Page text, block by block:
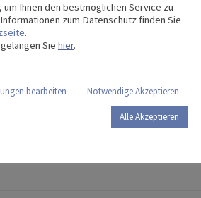
Dieses
Ihnen den bestmöglichen Service zu
zum Datenschutz finden Sie
.
Sie hier.
bearbeiten Notwendige Akzeptieren
Alle Akzeptieren